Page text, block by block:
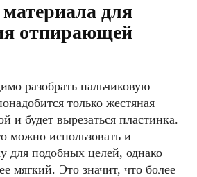
для
отпирающей
разобрать пальчиковую
только жестяная
и будет вырезаться пластинка.
можно использовать и
для подобных целей, однако
мягкий. Это значит, что более